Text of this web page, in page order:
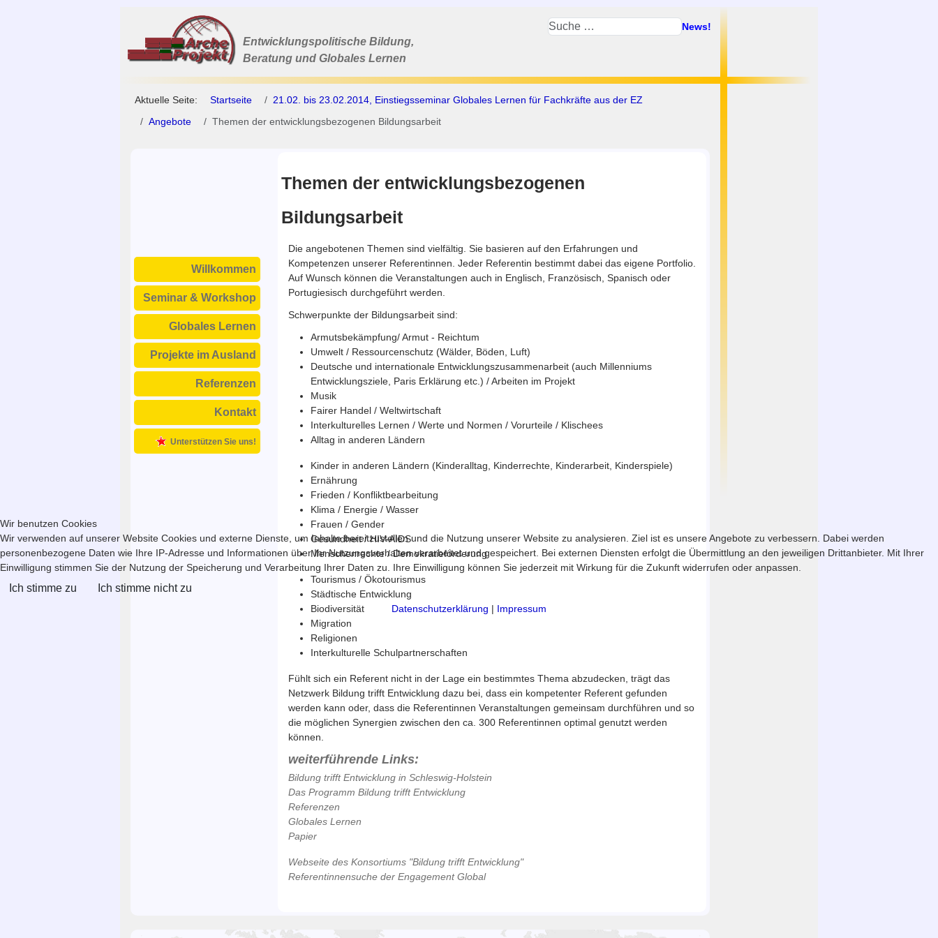
Entwicklungspolitische Bildung,
Beratung und Globales Lernen
News!
Aktuelle Seite: Startseite
21.02. bis 23.02.2014, Einstiegsseminar Globales Lernen für Fachkräfte aus der EZ
Angebote
Themen der entwicklungsbezogenen Bildungsarbeit
Willkommen
Seminar & Workshop
Globales Lernen
Projekte im Ausland
Referenzen
Kontakt
Unterstützen Sie uns!
Themen der entwicklungsbezogenen
Bildungsarbeit
Die angebotenen Themen sind vielfältig. Sie basieren auf den Erfahrungen und
Kompetenzen unserer Referentinnen. Jeder Referentin bestimmt dabei das eigene Portfolio.
Auf Wunsch können die Veranstaltungen auch in Englisch, Französisch, Spanisch oder
Portugiesisch durchgeführt werden.
Schwerpunkte der Bildungsarbeit sind:
Armutsbekämpfung/ Armut - Reichtum
Umwelt / Ressourcenschutz (Wälder, Böden, Luft)
Deutsche und internationale Entwicklungszusammenarbeit (auch Millenniums
Entwicklungsziele, Paris Erklärung etc.) / Arbeiten im Projekt
Musik
Fairer Handel / Weltwirtschaft
Interkulturelles Lernen / Werte und Normen / Vorurteile / Klischees
Alltag in anderen Ländern
Kinder in anderen Ländern (Kinderalltag, Kinderrechte, Kinderarbeit, Kinderspiele)
Ernährung
Frieden / Konfliktbearbeitung
Klima / Energie / Wasser
Frauen / Gender
Gesundheit / HIV-AIDS
Menschenrechte / Demokratieförderung
Tourismus / Ökotourismus
Städtische Entwicklung
Biodiversität
Migration
Religionen
Interkulturelle Schulpartnerschaften
Fühlt sich ein Referent nicht in der Lage ein bestimmtes Thema abzudecken, trägt das
Netzwerk Bildung trifft Entwicklung dazu bei, dass ein kompetenter Referent gefunden
werden kann oder, dass die Referentinnen Veranstaltungen gemeinsam durchführen und so
die möglichen Synergien zwischen den ca. 300 Referentinnen optimal genutzt werden
können.
weiterführende Links:
Bildung trifft Entwicklung in Schleswig-Holstein
Das Programm Bildung trifft Entwicklung
Referenzen
Globales Lernen
Papier
Webseite des Konsortiums "Bildung trifft Entwicklung"
Referentinnensuche der Engagement Global
Wir benutzen Cookies
Wir verwenden auf unserer Website Cookies und externe Dienste, um Inhalte bereitzustellen und die Nutzung unserer Website zu analysieren. Ziel ist es unsere Angebote zu verbessern. Dabei werden
personenbezogene Daten wie Ihre IP-Adresse und Informationen über Ihr Nutzungsverhalten verarbeitet und gespeichert. Bei externen Diensten erfolgt die Übermittlung an den jeweiligen Drittanbieter. Mit Ihrer
Einwilligung stimmen Sie der Nutzung der Speicherung und Verarbeitung Ihrer Daten zu. Ihre Einwilligung können Sie jederzeit mit Wirkung für die Zukunft widerrufen oder anpassen.
Ich stimme zu Ich stimme nicht zu
Datenschutzerklärung | Impressum